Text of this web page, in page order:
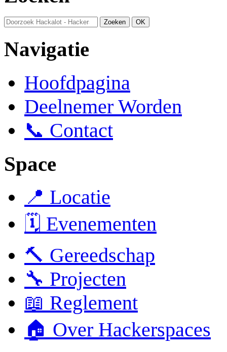
Navigatie
Hoofdpagina
Deelnemer Worden
📞 Contact
Space
📍 Locatie
🗓️ Evenementen
🔨 Gereedschap
🔧 Projecten
📖 Reglement
🏠 Over Hackerspaces